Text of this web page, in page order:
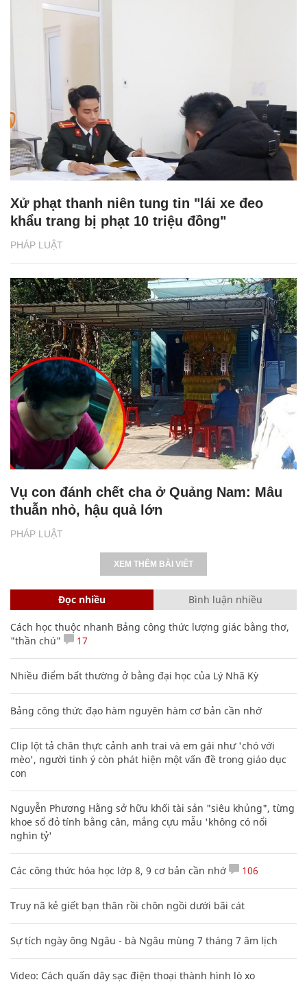
PHÁP LUẬT
Xử phạt thanh niên tung tin "lái xe đeo
khẩu trang bị phạt 10 triệu đồng"
PHÁP LUẬT
Vụ con đánh chết cha ở Quảng Nam: Mâu
thuẫn nhỏ, hậu quả lớn
XEM THÊM BÀI VIẾT
Đọc nhiều Bình luận nhiều
Cách học thuộc nhanh Bảng công thức lượng giác bằng thơ,
"thần chú"
17
Nhiều điểm bất thường ở bằng đại học của Lý Nhã Kỳ
Bảng công thức đạo hàm nguyên hàm cơ bản cần nhớ
Clip lột tả chân thực cảnh anh trai và em gái như 'chó với
mèo', người tinh ý còn phát hiện một vấn đề trong giáo dục
con
Nguyễn Phương Hằng sở hữu khối tài sản "siêu khủng", từng
khoe sổ đỏ tính bằng cân, mắng cựu mẫu 'không có nổi
nghìn tỷ'
Các công thức hóa học lớp 8, 9 cơ bản cần nhớ 106
Truy nã kẻ giết bạn thân rồi chôn ngồi dưới bãi cát
Sự tích ngày ông Ngâu - bà Ngâu mùng 7 tháng 7 âm lịch
Video: Cách quấn dây sạc điện thoại thành hình lò xo